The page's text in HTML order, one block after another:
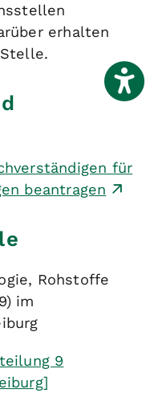
erhalten
für
beantragen
Rohstoffe
im
9